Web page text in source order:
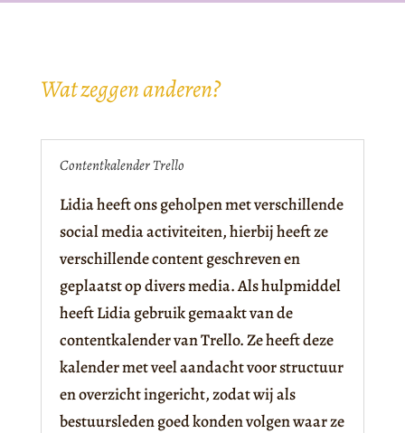
Wat zeggen anderen?
Contentkalender Trello
Lidia heeft ons geholpen met verschillende
social media activiteiten, hierbij heeft ze
verschillende content geschreven en
geplaatst op divers media. Als hulpmiddel
heeft Lidia gebruik gemaakt van de
contentkalender van Trello. Ze heeft deze
kalender met veel aandacht voor structuur
en overzicht ingericht, zodat wij als
bestuursleden goed konden volgen waar ze